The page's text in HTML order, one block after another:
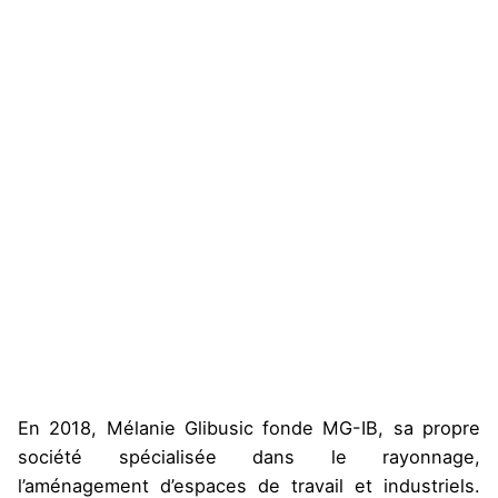
En 2018, Mélanie Glibusic fonde MG-IB, sa propre
société spécialisée dans le rayonnage,
l’aménagement d’espaces de travail et industriels.